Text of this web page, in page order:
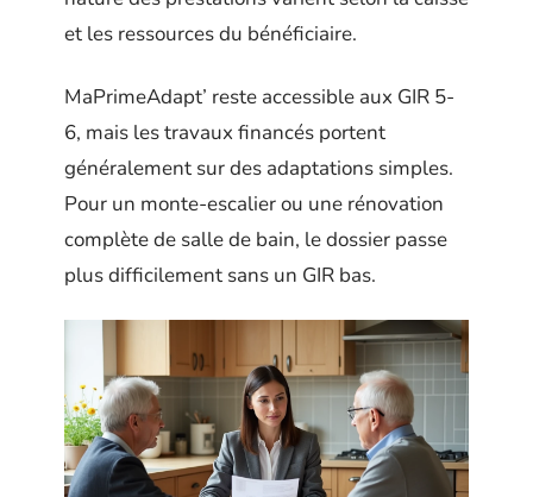
et les ressources du bénéficiaire.
MaPrimeAdapt’ reste accessible aux GIR 5-
6, mais les travaux financés portent
généralement sur des adaptations simples.
Pour un monte-escalier ou une rénovation
complète de salle de bain, le dossier passe
plus difficilement sans un GIR bas.